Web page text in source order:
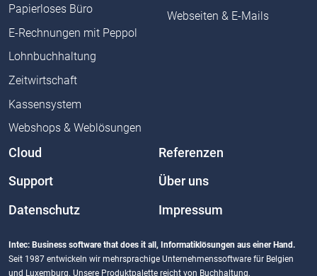
Papierloses Büro
E-Rechnungen mit Peppol
Lohnbuchhaltung
Zeitwirtschaft
Kassensystem
Webshops & Weblösungen
Webseiten & E-Mails
Cloud Referenzen
Support Über uns
Datenschutz Impressum
Intec: Business software that does it all, Informatiklösungen aus einer Hand.
Seit 1987 entwickeln wir mehrsprachige Unternehmenssoftware für Belgien
und Luxemburg. Unsere Produktpalette reicht von Buchhaltung,